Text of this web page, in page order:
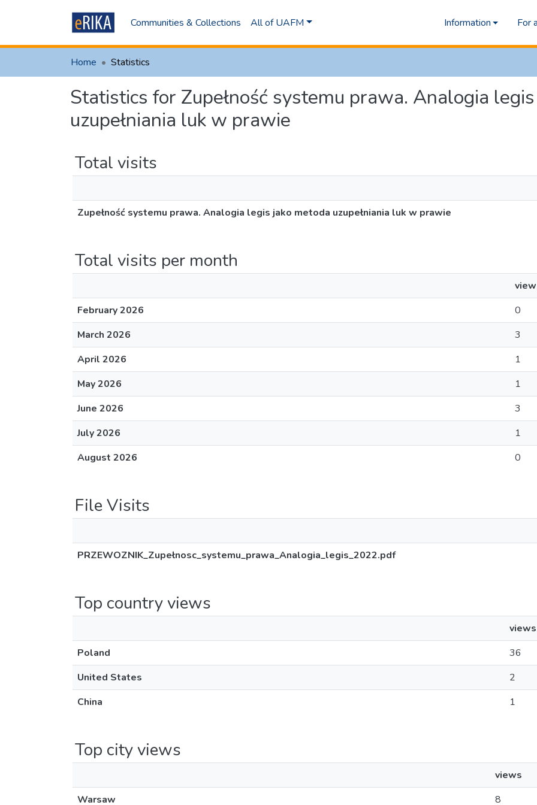
Communities & Collections All of UAFM Information For
Home Statistics
Statistics for Zupełność systemu prawa. Analogia
uzupełniania luk w prawie
Total visits
Zupełność systemu prawa. Analogia legis jako metoda uzupełniania luk w prawie
Total visits per month
February 2026
0
March 2026
3
April 2026
1
May 2026
1
June 2026
3
July 2026
1
August 2026
0
File Visits
PRZEWOZNIK_Zupełnosc_systemu_prawa_Analogia_legis_2022.pdf
Top country views
views
Poland
36
United States
2
China
1
Top city views
views
Warsaw
8